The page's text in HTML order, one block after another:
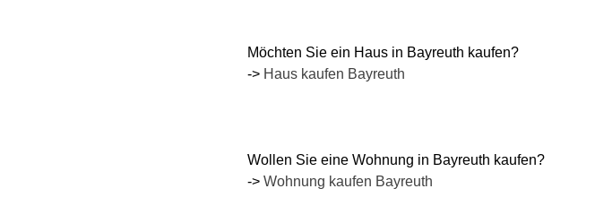
Möchten Sie ein Haus in Bayreuth kaufen?
-> Haus kaufen Bayreuth
Wollen Sie eine Wohnung in Bayreuth kaufen?
-> Wohnung kaufen Bayreuth